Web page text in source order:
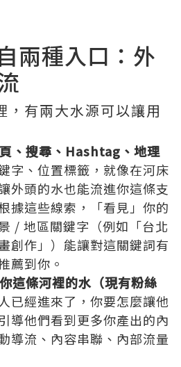
兩種入口：外
，有兩大水源可以讓用
、搜尋、Hashtag、地理
字、位置標籤，就像在河床
外頭的水也能流進你這條支
據這些線索，「看見」你的
/ 地區關鍵字（例如「台北
創作」）能讓對這關鍵詞有
薦到你。
這條河裡的水（現有粉絲
已經進來了，你要怎麼讓他
導他們看到更多你產出的內
導流、內容串聯、內部流量